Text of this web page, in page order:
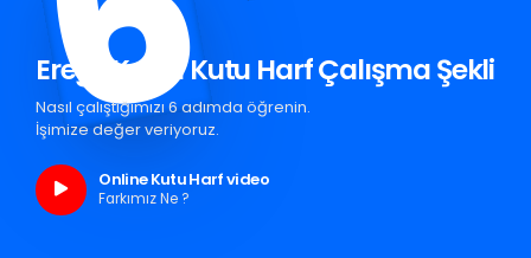
Ereğli Krom Kutu Harf Çalışma Şekli
Nasıl çalıştığımızı 6 adımda öğrenin.
İşimize değer veriyoruz.
Online Kutu Harf video
Farkımız Ne ?